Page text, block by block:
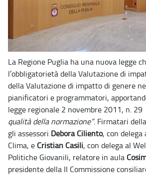
La Regione Puglia ha una nuova legge
l’obbligatorietà della Valutazione di
della Valutazione di impatto di genere
pianificatori e programmatori,
legge regionale 2 novembre 2011, n. 29
qualità della normazione”. Firmatari
gli assessori Debora Ciliento, con delega
Clima, e Cristian Casili, con delega al
Politiche Giovanili, relatore in aula
presidente della II Commissione